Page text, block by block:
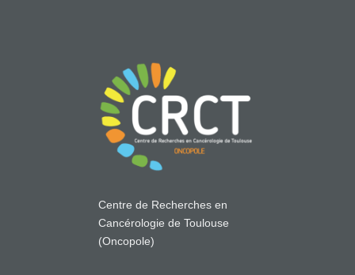
Centre de Recherches en
Cancérologie de Toulouse
(Oncopole)